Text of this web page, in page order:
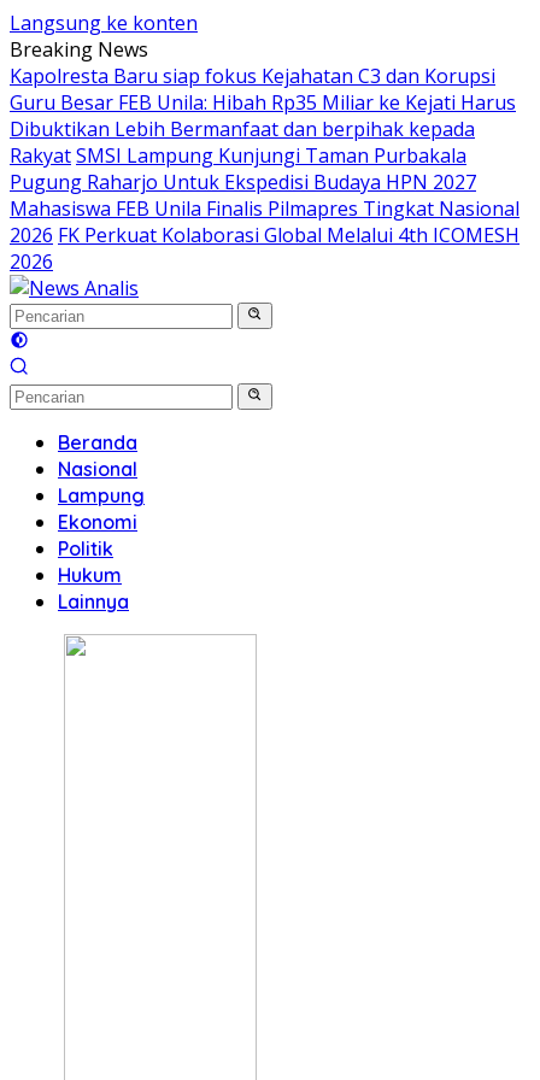
Langsung ke konten
Breaking News
Kapolresta Baru siap fokus Kejahatan C3 dan Korupsi
Guru Besar FEB Unila: Hibah Rp35 Miliar ke Kejati Harus
Dibuktikan Lebih Bermanfaat dan berpihak kepada
RakyatSMSI Lampung Kunjungi Taman Purbakala
Pugung Raharjo Untuk Ekspedisi Budaya HPN 2027
Mahasiswa FEB Unila Finalis Pilmapres Tingkat Nasional
2026 FK Perkuat Kolaborasi Global Melalui 4th ICOMESH
2026
Beranda
Nasional
Lampung
Ekonomi
Politik
Hukum
Lainnya